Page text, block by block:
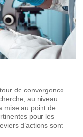
de convergence
au niveau
mise au point de
pour les
d’actions sont